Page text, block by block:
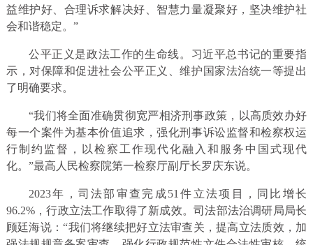
益维护好、合理诉求解决好、智慧力量凝聚好，坚决维护社
会和谐稳定。”
公平正义是政法工作的生命线。习近平总书记的重要指
示，对保障和促进社会公平正义、维护国家法治统一等提出
了明确要求。
“我们将全面准确贯彻宽严相济刑事政策，以高质效办好
每一个案件为基本价值追求，强化刑事诉讼监督和检察权运
行制约监督，以检察工作现代化融入和服务中国式现代
化。”最高人民检察院第一检察厅副厅长罗庆东说。
2023年，司法部审查完成51件立法项目，同比增长
96.2%，行政立法工作取得了新成效。司法部法治调研局局长
顾廷海说：“我们将继续把好立法审查关，提高立法质效，加